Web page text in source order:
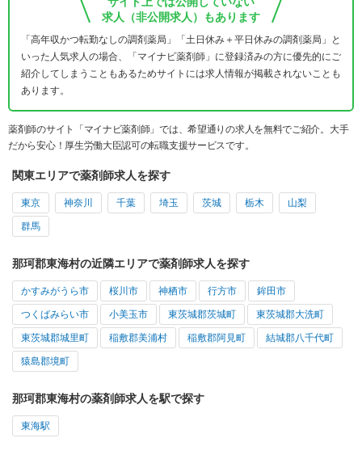
求人（非公開求人）もあります
「高年収かつ転勤なしの調剤薬局」「土日休み＋平日休みの調剤薬局」と
いった人気求人の場合、「マイナビ薬剤師」に登録済みの方に優先的にご
紹介してしまうこともあるためサイトには求人情報が掲載されないことも
あります。
薬剤師のサイト「マイナビ薬剤師」では、希望通りの求人を無料でご紹介。大手
だから安心！厚生労働大臣認可の転職支援サービスです。
関東エリアで薬剤師求人を探す
東京 神奈川 千葉 埼玉 茨城 栃木 山梨
群馬
那珂郡東海村の近隣エリアで薬剤師求人を探す
かすみがうら市 桜川市 神栖市 行方市 鉾田市
つくばみらい市 小美玉市 東茨城郡茨城町 東茨城郡大洗町
東茨城郡城里町 稲敷郡美浦村 稲敷郡阿見町 結城郡八千代町
猿島郡境町
那珂郡東海村の薬剤師求人を駅で探す
東海駅